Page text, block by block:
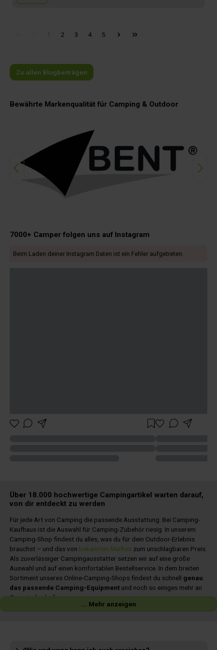
1 2 3 4 5
Zu allen Blogbeiträgen
Bewährte Markenqualität für Camping & Outdoor
7000+ Camper folgen uns auf Instagram
Beim Laden deiner Instagram Daten ist ein Fehler aufgetreten.
Über 18.000 hochwertige Campingartikel warten darauf,
von dir entdeckt zu werden
Für jede Art von Camping die passende Ausstattung: Bei Camping-
Kaufhaus ist die Auswahl für Camping-Zubehör riesig. In unserem
Camping-Shop findest du alles, was du für dein Outdoor-Erlebnis
brauchst – und das von bekannten Marken zum unschlagbaren Preis.
Als zuverlässiger Campingausstatter setzen wir auf eine große
Auswahl und auf einen komfortablen Bestellservice. In dem breiten
Sortiment unseres Online-Camping-Shops findest du schnell genau
das passende Camping-Equipment und noch so einiges mehr an
Campingbedarf.
Für euch im Netz: Camping-Ausstatter aus Leidenschaft
braucht. Darum erleichtern wir die Suche und bieten dir sämtliches
... Mehr anzeigen